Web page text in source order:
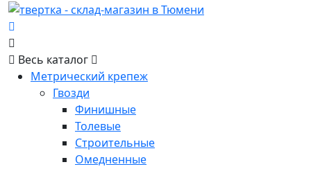
Весь каталог
Метрический крепеж
Гвозди
Финишные
Толевые
Строительные
Омедненные